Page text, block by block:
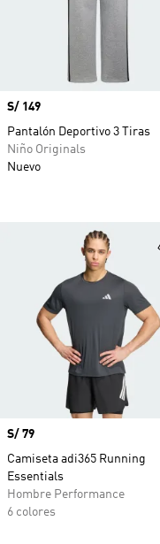
Precio
S/ 149
Pantalón Deportivo 3 Tiras
Niño Originals
Nuevo
Precio
S/ 79
Camiseta adi365 Running
Essentials
Hombre Performance
6 colores